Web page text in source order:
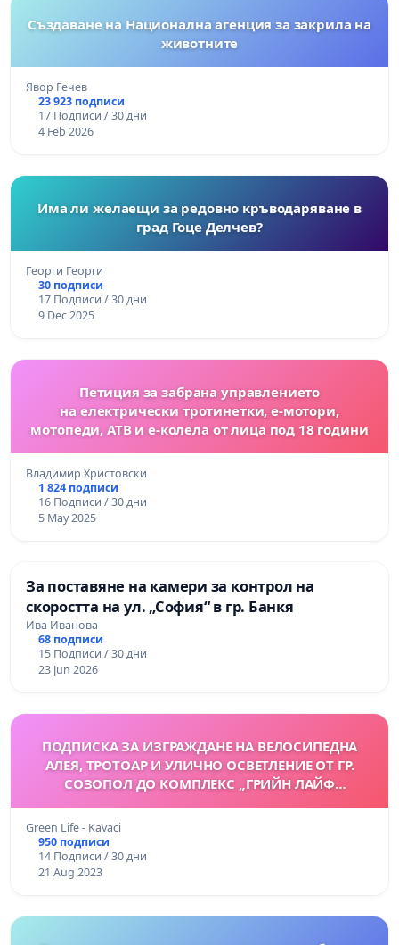
Създаване на Национална агенция за закрила на
животните
Явор Гечев
23 923 подписи
17 Подписи / 30 дни
4 Feb 2026
Има ли желаещи за редовно кръводаряване в
град Гоце Делчев?
Георги Георги
30 подписи
17 Подписи / 30 дни
9 Dec 2025
Петиция за забрана управлението
на електрически тротинетки, е-мотори,
мотопеди, АТВ и е-колела от лица под 18 години
Владимир Христовски
1 824 подписи
16 Подписи / 30 дни
5 May 2025
За поставяне на камери за контрол на
скоростта на ул. „София“ в гр. Банкя
Ива Иванова
68 подписи
15 Подписи / 30 дни
23 Jun 2026
ПОДПИСКА ЗА ИЗГРАЖДАНЕ НА ВЕЛОСИПЕДНА
АЛЕЯ, ТРОТОАР И УЛИЧНО ОСВЕТЛЕНИЕ ОТ ГР.
СОЗОПОЛ ДО КОМПЛЕКС „ГРИЙН ЛАЙФ
Green Life - Kavaci
950 подписи
14 Подписи / 30 дни
21 Aug 2023